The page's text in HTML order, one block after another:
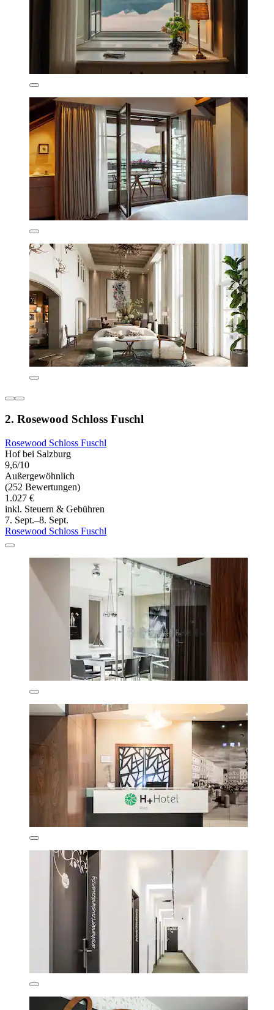
2. Rosewood Schloss Fuschl
Rosewood Schloss Fuschl
Hof bei Salzburg
9,6/10
Außergewöhnlich
(252 Bewertungen)
1.027 €
inkl. Steuern & Gebühren
7. Sept.–8. Sept.
Rosewood Schloss Fuschl